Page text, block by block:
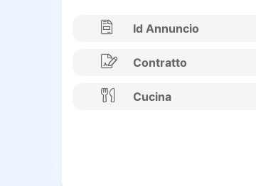
Id Annuncio
Contratto
Cucina